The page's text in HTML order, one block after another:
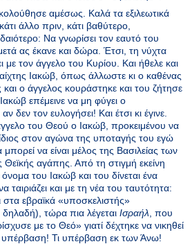
αμέσως. Καλά τα εξιλεωτικά
άλλο πριν, κάτι βαθύτερο,
Να γνωρίσει τον εαυτό του
ας έκανε και δώρα. Έτσι, τη νύχτα
με τον άγγελο του Κυρίου. Και ήθελε και
Ιακώβ, όπως άλλωστε κι ο καθένας
ο άγγελος κουράστηκε και του ζήτησε
επέμεινε να μη φύγει ο
τον ευλογήσει! Και έτσι κι έγινε.
του Θεού ο Ιακώβ, προκειμένου να
στον αγώνα της υποταγής του εγώ
να είναι μέλος της Βασιλείας των
αγάπης. Από τη στιγμή εκείνη
του Ιακώβ και του δίνεται ένα
ταιριάζει και με τη νέα του ταυτότητα:
στα εβραϊκά «υποσκελιστής»
τώρα πια λέγεται Ισραήλ , που
με το Θεό» γιατί δέχτηκε να νικηθεί
υπέρβαση! Τι υπέρβαση εκ των Άνω!